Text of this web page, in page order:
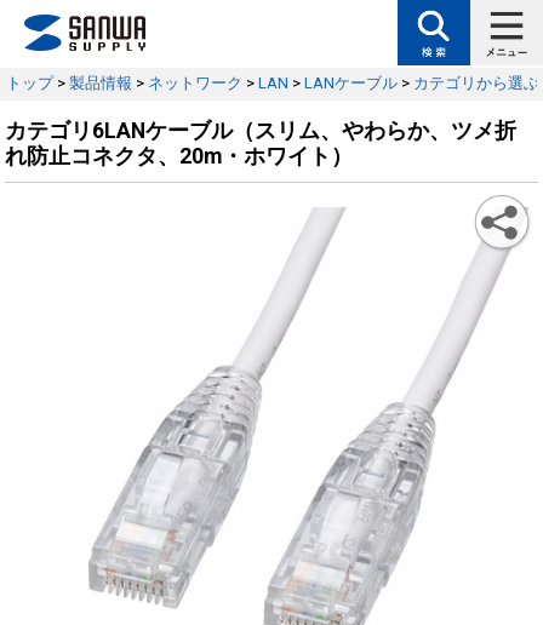
トップ> 製品情報 > ネットワーク > LAN > LANケーブル > カテゴリから選ぶ
カテゴリ6LANケーブル（スリム、やわらか、ツメ折
れ防止コネクタ、20m・ホワイト）